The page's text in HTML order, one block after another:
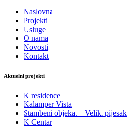
Naslovna
Projekti
Usluge
O nama
Novosti
Kontakt
Aktuelni projekti
K residence
Kalamper Vista
Stambeni objekat – Veliki pijesak
K Centar